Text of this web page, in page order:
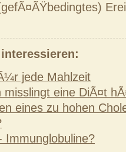
jede Mahlzeit
eine DiÃ¤t
eines zu hohen
Immunglobuline?